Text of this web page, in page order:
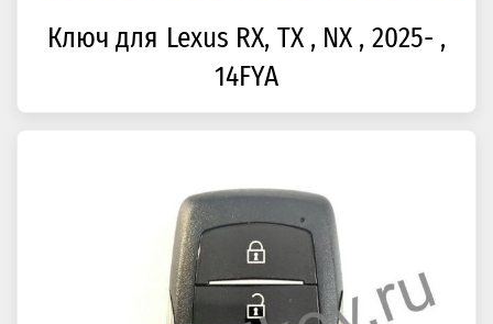
Ключ для Lexus RX, TX , NX , 2025- ,
14FYA